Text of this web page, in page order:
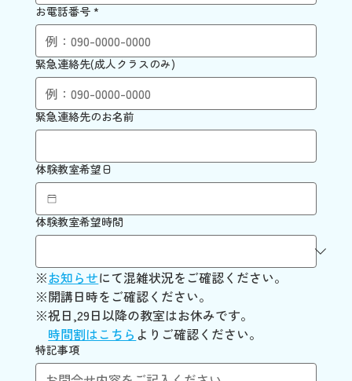
お電話番号 *
緊急連絡先(成人クラスのみ)
緊急連絡先のお名前
体験教室希望日
体験教室希望時間
※お知らせにて混雑状況をご確認ください。
※開講日時をご確認ください。
※祝日,29日以降の教室はお休みです。
時間割はこちら よりご確認ください。
特記事項